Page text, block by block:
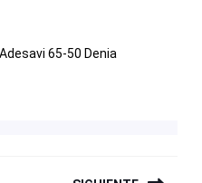
Adesavi 65-50 Denia